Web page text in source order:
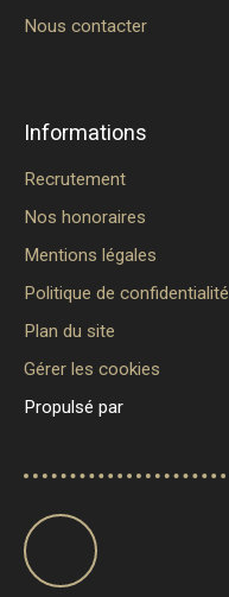
Nous contacter
Informations
Recrutement
Nos honoraires
Mentions légales
Politique de confidentialité
Plan du site
Gérer les cookies
Propulsé par